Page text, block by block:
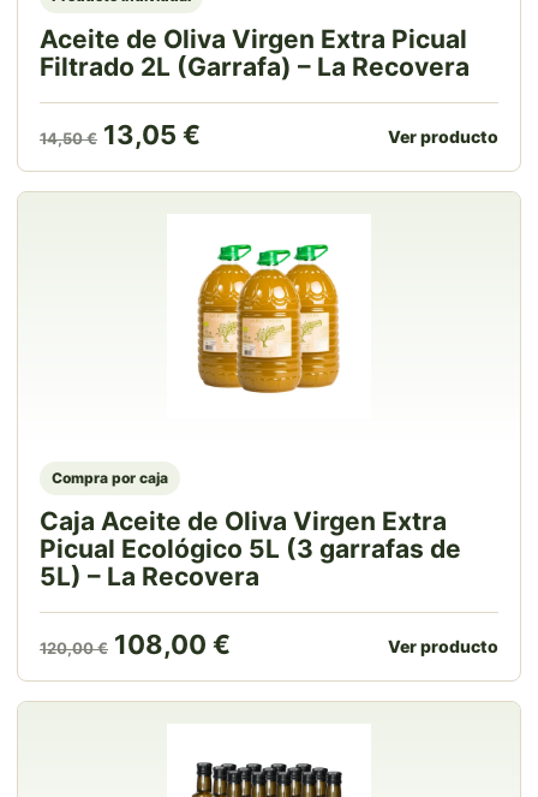
Aceite de Oliva Virgen Extra Picual
Filtrado 2L (Garrafa) – La Recovera
14,50€ El precio original era: 14,50 €.
13,05 € El precio actual es: 13,05
Ver producto
Compra por caja
Caja Aceite de Oliva Virgen Extra
Picual Ecológico 5L (3 garrafas de
5L) – La Recovera
120,00€ El precio original era: 120,00 €.
108,00 € El precio actual es:
Ver producto